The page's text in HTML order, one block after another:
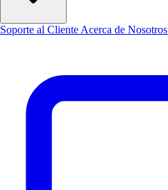
Soporte al Cliente Acerca de Nosotros